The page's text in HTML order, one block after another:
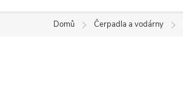
Domů Čerpadla a vodárny